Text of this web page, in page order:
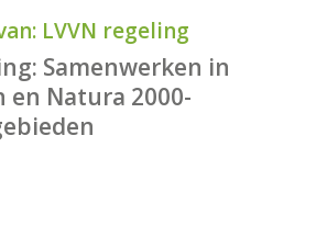
LVVN regeling
Samenwerken in
en Natura 2000-